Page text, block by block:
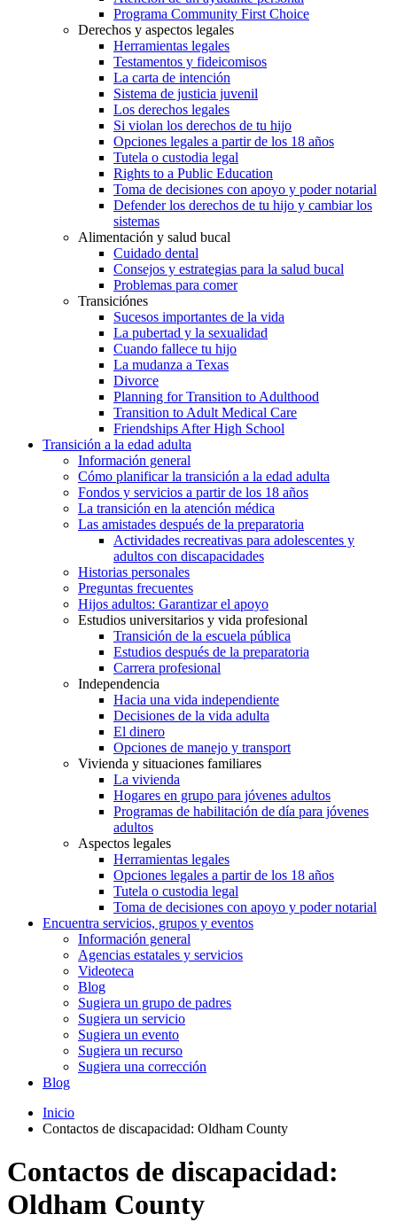
Programa Community First Choice
Derechos y aspectos legales
Herramientas legales
Testamentos y fideicomisos
La carta de intención
Sistema de justicia juvenil
Los derechos legales
Si violan los derechos de tu hijo
Opciones legales a partir de los 18 años
Tutela o custodia legal
Rights to a Public Education
Toma de decisiones con apoyo y poder notarial
Defender los derechos de tu hijo y cambiar los
sistemas
Alimentación y salud bucal
Cuidado dental
Consejos y estrategias para la salud bucal
Problemas para comer
Transiciónes
Sucesos importantes de la vida
La pubertad y la sexualidad
Cuando fallece tu hijo
La mudanza a Texas
Divorce
Planning for Transition to Adulthood
Transition to Adult Medical Care
Friendships After High School
Transición a la edad adulta
Información general
Cómo planificar la transición a la edad adulta
Fondos y servicios a partir de los 18 años
La transición en la atención médica
Las amistades después de la preparatoria
Actividades recreativas para adolescentes y
adultos con discapacidades
Historias personales
Preguntas frecuentes
Hijos adultos: Garantizar el apoyo
Estudios universitarios y vida profesional
Transición de la escuela pública
Estudios después de la preparatoria
Carrera profesional
Independencia
Hacia una vida independiente
Decisiones de la vida adulta
El dinero
Opciones de manejo y transport
Vivienda y situaciones familiares
La vivienda
Hogares en grupo para jóvenes adultos
Programas de habilitación de día para jóvenes
adultos
Aspectos legales
Herramientas legales
Opciones legales a partir de los 18 años
Tutela o custodia legal
Toma de decisiones con apoyo y poder notarial
Encuentra servicios, grupos y eventos
Información general
Agencias estatales y servicios
Videoteca
Blog
Sugiera un grupo de padres
Sugiera un servicio
Sugiera un evento
Sugiera un recurso
Sugiera una corrección
Blog
Inicio
Contactos de discapacidad: Oldham County
Contactos de discapacidad:
Oldham County